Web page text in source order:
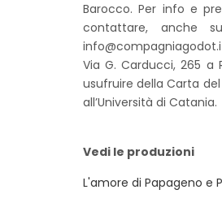
Barocco. Per info e
contattare, anche su
Via G. Carducci, 265 a
usufruire della Carta
all’Università di Catania.
Vedi le produzioni
L'amore di Papageno e